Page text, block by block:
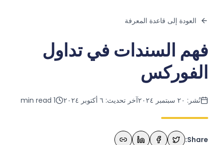
العودة إلى قاعدة المعرفة
فهم السندات في تداول
الفوركس
نُشر: ٢٠ سبتمبر ٢٠٢٤ آخر تحديث: ٦ أكتوبر ٢٠٢٤ 1
Share: